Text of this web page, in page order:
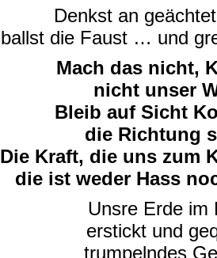
Denkst an
ballst die Faust … und
Mach das nicht,
nicht unser
Bleib auf Sicht
die Richtung
Die Kraft, die uns zum
die ist weder Hass
Unsre Erde im
erstickt und
trumpelndes